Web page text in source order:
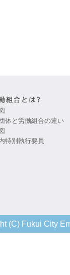
体と労働組合の違い
特別執行要員
(C) Fukui City